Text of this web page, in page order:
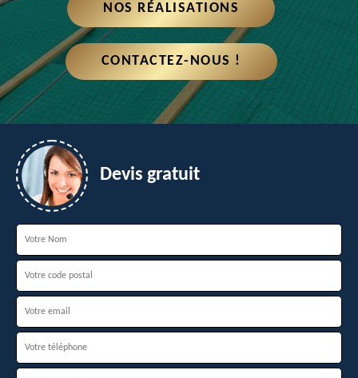
NOS RÉALISATIONS
CONTACTEZ-NOUS !
Devis gratuit